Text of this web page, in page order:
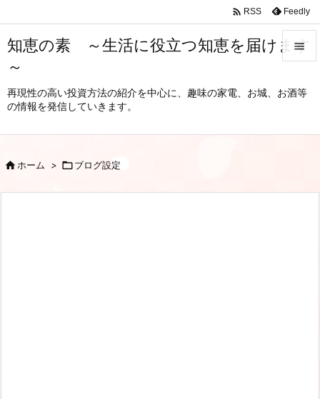
知恵の素 ～生活に役立つ知恵を届けます
～
再現性の高い投資方法の紹介を中心に、趣味の家電、お城、お酒等
の情報を発信していきます。

メニュ
 RSS Feedly
ホーム > ブログ設定